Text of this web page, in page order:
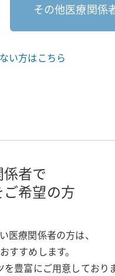
その他医療関係
い方はこちら
者で
希望の方
医療関係者の方は、
すすめします。
豊富にご用意しており